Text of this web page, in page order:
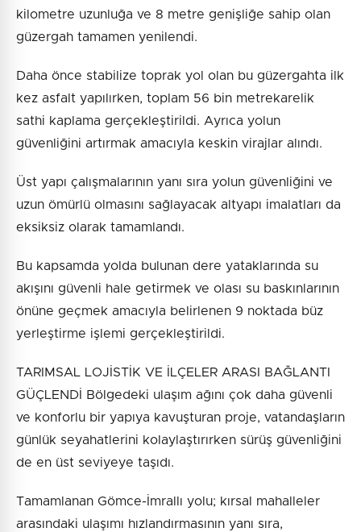
kilometre uzunluğa ve 8 metre genişliğe sahip olan
güzergah tamamen yenilendi.
Daha önce stabilize toprak yol olan bu güzergahta ilk
kez asfalt yapılırken, toplam 56 bin metrekarelik
sathi kaplama gerçekleştirildi. Ayrıca yolun
güvenliğini artırmak amacıyla keskin virajlar alındı.
Üst yapı çalışmalarının yanı sıra yolun güvenliğini ve
uzun ömürlü olmasını sağlayacak altyapı imalatları da
eksiksiz olarak tamamlandı.
Bu kapsamda yolda bulunan dere yataklarında su
akışını güvenli hale getirmek ve olası su baskınlarının
önüne geçmek amacıyla belirlenen 9 noktada büz
yerleştirme işlemi gerçekleştirildi.
TARIMSAL LOJİSTİK VE İLÇELER ARASI BAĞLANTI
GÜÇLENDİ Bölgedeki ulaşım ağını çok daha güvenli
ve konforlu bir yapıya kavuşturan proje, vatandaşların
günlük seyahatlerini kolaylaştırırken sürüş güvenliğini
de en üst seviyeye taşıdı.
Tamamlanan Gömce-İmrallı yolu; kırsal mahalleler
arasındaki ulaşımı hızlandırmasının yanı sıra,